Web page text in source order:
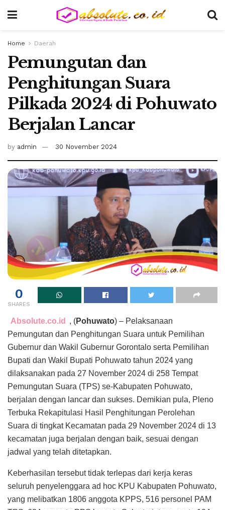
Home Daerah
Pemungutan dan
Penghitungan Suara
Pilkada 2024 di Pohuwato
Berjalan Lancar
by admin 30 November 2024
0
SHARES
Absolute.co.id , (Pohuwato) – Pelaksanaan
Pemungutan dan Penghitungan Suara untuk Pemilihan
Gubernur dan Wakil Gubernur Gorontalo serta Pemilihan
Bupati dan Wakil Bupati Pohuwato tahun 2024 yang
dilaksanakan pada 27 November 2024 di 258 Tempat
Pemungutan Suara (TPS) se-Kabupaten Pohuwato,
berjalan dengan lancar dan sukses. Demikian pula, Pleno
Terbuka Rekapitulasi Hasil Penghitungan Perolehan
Suara di tingkat Kecamatan pada 29 November 2024 di 13
kecamatan juga berjalan dengan baik, sesuai dengan
jadwal yang telah ditetapkan.
Keberhasilan tersebut tidak terlepas dari kerja keras
seluruh penyelenggara ad hoc KPU Kabupaten Pohuwato,
yang melibatkan 1806 anggota KPPS, 516 personel PAM